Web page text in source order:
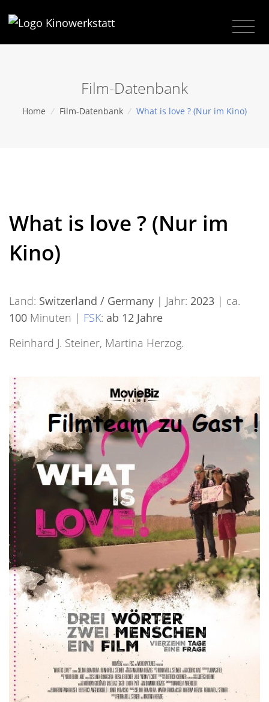
Film-Datenbank
Home / Film-Datenbank / What is love ? (Nur im Kino)
What is love ? (Nur im
Kino)
Land: Switzerland / Germany | Jahr: 2023 | ca.
100 Minuten | FSK: ab 12 Jahre
Reinhard J. Steiner, Martina Herzog.